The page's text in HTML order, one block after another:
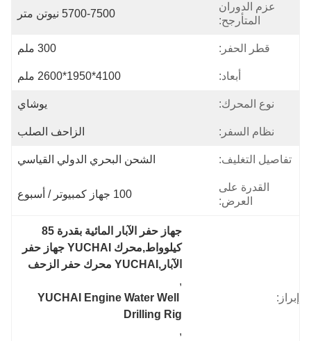
عزم الدوران
المتأرجح:
5700-7500 نيوتن متر
قطر الحفر: 300 ملم
أبعاد: 4100*1950*2600 ملم
نوع المحرك: يوشاي
نظام السفر: الزاحف الصلب
تفاصيل التغليف: الشحن البحري الدولي القياسي
القدرة على
العرض:
100 جهاز كمبيوتر / أسبوع
إبراز:
جهاز حفر الآبار المائية بقدرة 85
كيلوواط,محرك YUCHAI جهاز حفر
الآبار,YUCHAI محرك حفر الزحف
,
YUCHAI Engine Water Well
Drilling Rig
,